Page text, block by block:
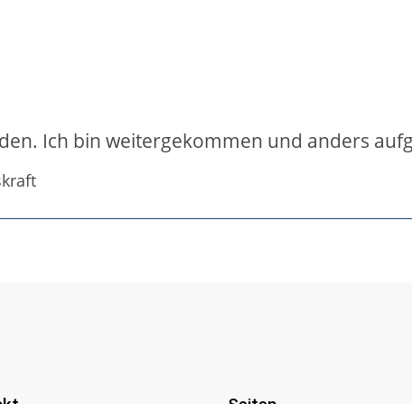
Ich bin weitergekommen und anders